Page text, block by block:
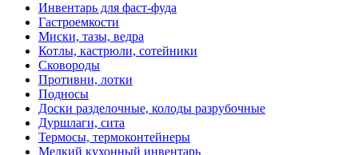
Инвентарь для фаст-фуда
Гастроемкости
Миски, тазы, ведра
Котлы, кастрюли, сотейники
Сковороды
Противни, лотки
Подносы
Доски разделочные, колоды разрубочные
Дуршлаги, сита
Термосы, термоконтейнеры
Мелкий кухонный инвентарь